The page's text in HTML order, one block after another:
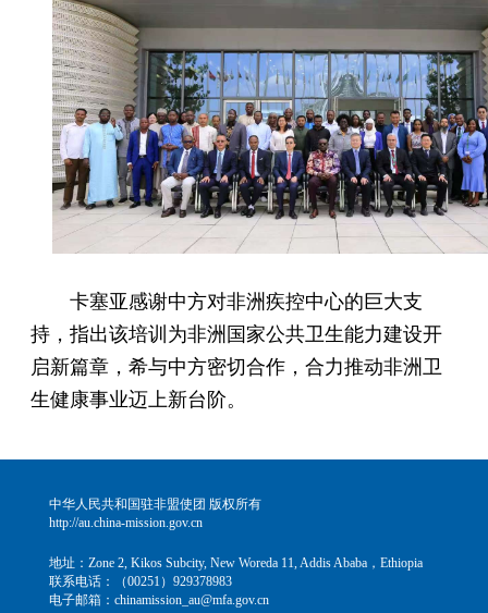
卡塞亚感谢中方对非洲疾控中心的巨大支
持，指出该培训为非洲国家公共卫生能力建设开
启新篇章，希与中方密切合作，合力推动非洲卫
生健康事业迈上新台阶。
中华人民共和国驻非盟使团 版权所有
http://au.china-mission.gov.cn
地址：Zone 2, Kikos Subcity, New Woreda 11, Addis Ababa，Ethiopia
联系电话：（00251）929378983
电子邮箱：chinamission_au@mfa.gov.cn